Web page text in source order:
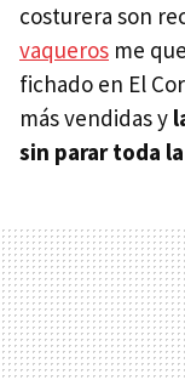
costurera son
vaqueros me
fichado en El
más vendidas y
sin parar toda